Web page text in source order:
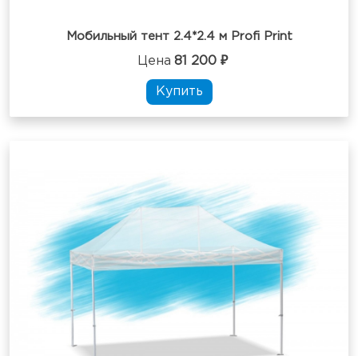
Мобильный тент 2.4*2.4 м Profi Print
Цена 81 200 ₽
Купить